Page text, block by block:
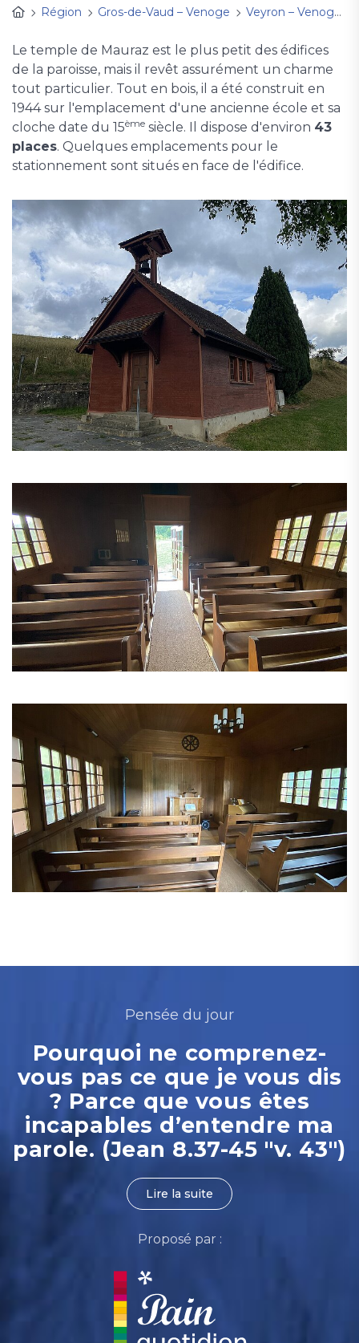
Région
Gros-de-Vaud – Venoge Veyron – Venoge
Le temple de Mauraz est le plus petit des édifices
de la paroisse, mais il revêt assurément un charme
tout particulier. Tout en bois, il a été construit en
1944 sur l'emplacement d'une ancienne école et sa
cloche date du 15ème siècle. Il dispose d'environ 43
places. Quelques emplacements pour le
stationnement sont situés en face de l'édifice.
Pensée du jour
Pourquoi ne comprenez-
vous pas ce que je vous dis
? Parce que vous êtes
incapables d’entendre ma
parole. (Jean 8.37-45 "v. 43")
Lire la suite
Proposé par :